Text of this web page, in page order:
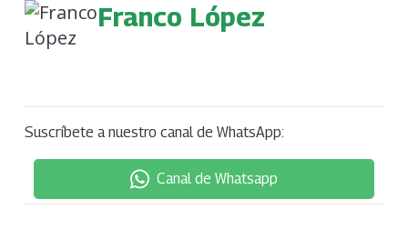
Franco López
Suscríbete a nuestro canal de WhatsApp:
Canal de Whatsapp